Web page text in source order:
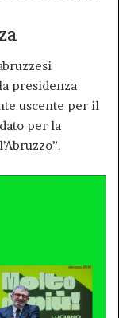
presidenza
uscente per il
per la